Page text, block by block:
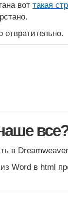
вот такая
в
Word в html